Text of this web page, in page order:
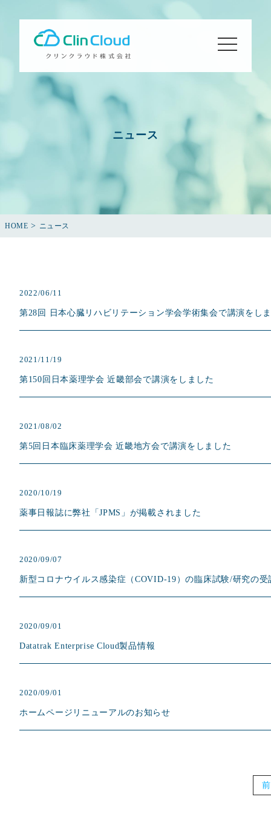
toggle
ニュース
HOME > ニュース
2022/06/11
第28回 日本心臓リハビリテーション学会学術集会で講演をし
2021/11/19
第150回日本薬理学会 近畿部会で講演をしました
2021/08/02
第5回日本臨床薬理学会 近畿地方会で講演をしました
2020/10/19
薬事日報誌に弊社「JPMS」が掲載されました
2020/09/07
新型コロナウイルス感染症（COVID-19）の臨床試験/研究の受
2020/09/01
Datatrak Enterprise Cloud製品情報
2020/09/01
ホームページリニューアルのお知らせ